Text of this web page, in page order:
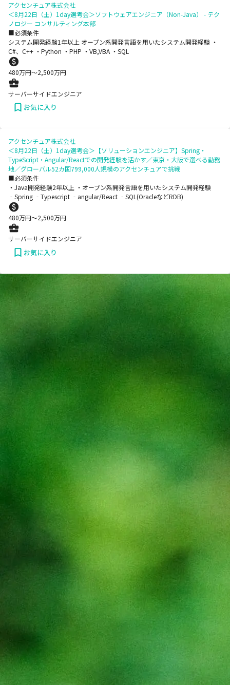
アクセンチュア株式会社
＜8月22日（土）1day選考会＞ソフトウェアエンジニア（Non-Java） - テク
ノロジー コンサルティング本部
■必須条件
システム開発経験1年以上 オープン系開発言語を用いたシステム開発経験 ・
C#、C++ ・Python ・PHP ・VB,VBA ・SQL
480万円〜2,500万円
サーバーサイドエンジニア
お気に入り
アクセンチュア株式会社
＜8月22日（土）1day選考会＞【ソリューションエンジニア】Spring・
TypeScript・Angular/Reactでの開発経験を活かす／東京・大阪で選べる勤務
地／グローバル52カ国799,000人規模のアクセンチュアで挑戦
■必須条件
・Java開発経験2年以上 ・オープン系開発言語を用いたシステム開発経験
‐Spring ‐Typescript ‐angular/React ‐SQL(OracleなどRDB)
480万円〜2,500万円
サーバーサイドエンジニア
お気に入り